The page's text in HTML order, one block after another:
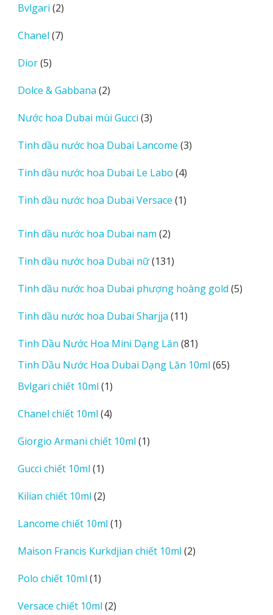
Bvlgari 22
phẩm
Chanel 77
Dior 55
phẩm
Dolce & Gabbana 22
phẩm
Nước hoa Dubai mùi Gucci 33
phẩm
Tinh dầu nước hoa Dubai Lancome 33
Tinh dầu nước hoa Dubai Le Labo 44
phẩm
Tinh dầu nước hoa Dubai Versace 11
Tinh dầu nước hoa Dubai nam 22
phẩm
Tinh dầu nước hoa Dubai nữ 131131
phẩm
Tinh dầu nước hoa Dubai phượng hoàng gold 55
Tinh dầu nước hoa Dubai Sharjja 1111
phẩm
Tinh Dầu Nước Hoa Mini Dạng Lăn 8181
sản
phẩm
Tinh Dầu Nước Hoa Dubai Dạng Lăn 10ml 6565
Bvlgari chiết 10ml 11
phẩm
Chanel chiết 10ml 44
phẩm
Giorgio Armani chiết 10ml 11
Gucci chiết 10ml 11
phẩm
Kilian chiết 10ml 22
phẩm
Lancome chiết 10ml 11
phẩm
Maison Francis Kurkdjian chiết 10ml 22
Polo chiết 10ml 11
phẩm
Versace chiết 10ml 22